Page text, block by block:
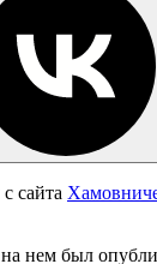
сайта
нем был